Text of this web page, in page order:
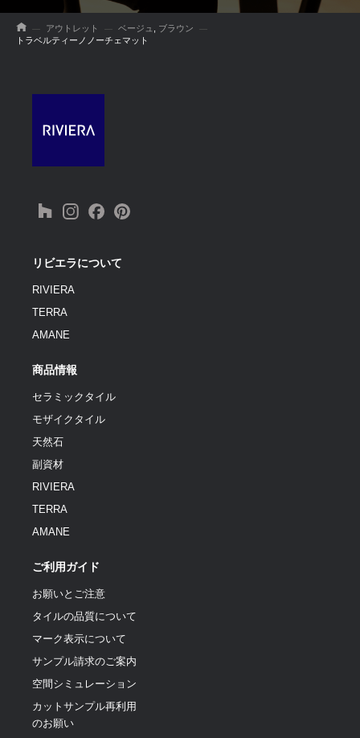
アウトレット ベージュ
ブラウン
トラベルティーノノーチェマット
リビエラについて
RIVIERA
TERRA
AMANE
商品情報
セラミックタイル
モザイクタイル
天然石
副資材
RIVIERA
TERRA
AMANE
ご利用ガイド
お願いとご注意
タイルの品質について
マーク表示について
サンプル請求のご案内
空間シミュレーション
カットサンプル再利用
のお願い